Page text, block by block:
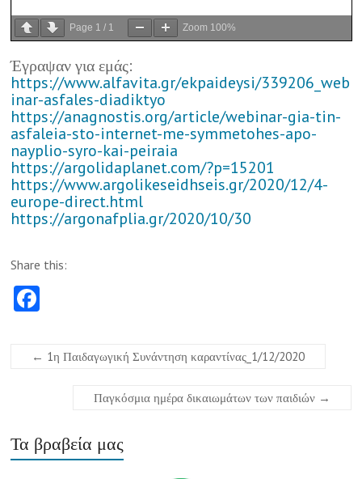
Page 1 / 1 Zoom 100%
Έγραψαν για εμάς:
https://www.alfavita.gr/ekpaideysi/339206_web
inar-asfales-diadiktyo
https://anagnostis.org/article/webinar-gia-tin-
asfaleia-sto-internet-me-symmetohes-apo-
nayplio-syro-kai-peiraia
https://argolidaplanet.com/?p=15201
https://www.argolikeseidhseis.gr/2020/12/4-
europe-direct.html
https://argonafplia.gr/2020/10/30
Share this:
b
← 1η Παιδαγωγική Συνάντηση καραντίνας_1/12/2020
Παγκόσμια ημέρα δικαιωμάτων των παιδιών →
Τα βραβεία μας